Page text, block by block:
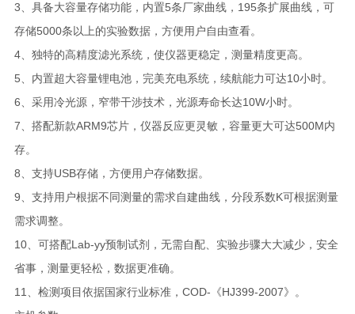
3、具备大容量存储功能，内置5条厂家曲线，195条扩展曲线，可
存储5000条以上的实验数据，方便用户自由查看。
4、独特的高精度滤光系统，使仪器更稳定，测量精度更高。
5、内置超大容量锂电池，完美充电系统，续航能力可达10小时。
6、采用冷光源，窄带干涉技术，光源寿命长达10W小时。
7、搭配新款ARM9芯片，仪器反应更灵敏，容量更大可达500M内
存。
8、支持USB存储，方便用户存储数据。
9、支持用户根据不同测量的需求自建曲线，分段系数K可根据测量
需求调整。
10、可搭配Lab-yy预制试剂，无需自配、实验步骤大大减少，安全
省事，测量更轻松，数据更准确。
11、检测项目依据国家行业标准，COD-《HJ399-2007》。